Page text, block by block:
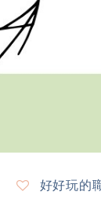
好好玩的